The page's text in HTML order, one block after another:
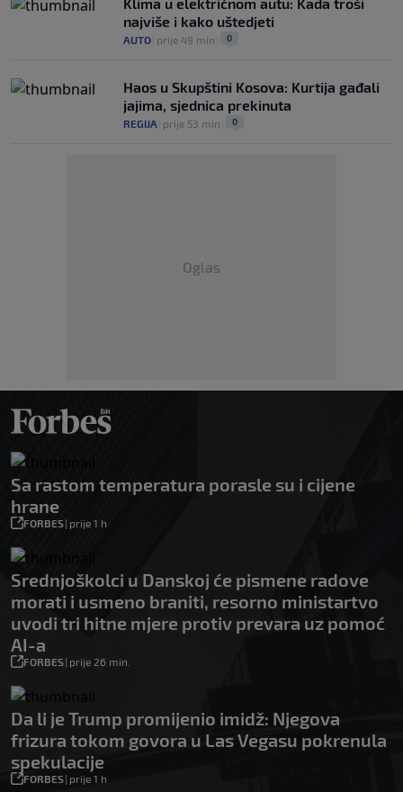
Klima u električnom autu: Kada troši
najviše i kako uštedjeti
AUTO prije 49 min 0
Haos u Skupštini Kosova: Kurtija gađali
jajima, sjednica prekinuta
REGIJA prije 53 min 0
Oglas
Sa rastom temperatura porasle su i cijene
hrane
FORBES| prije 1 h
Srednjoškolci u Danskoj će pismene radove
morati i usmeno braniti, resorno ministartvo
uvodi tri hitne mjere protiv prevara uz pomoć
AI-a
FORBES| prije 26 min.
Da li je Trump promijenio imidž: Njegova
frizura tokom govora u Las Vegasu pokrenula
spekulacije
FORBES| prije 1 h